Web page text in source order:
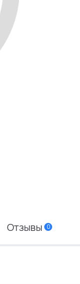
Отзывы 0